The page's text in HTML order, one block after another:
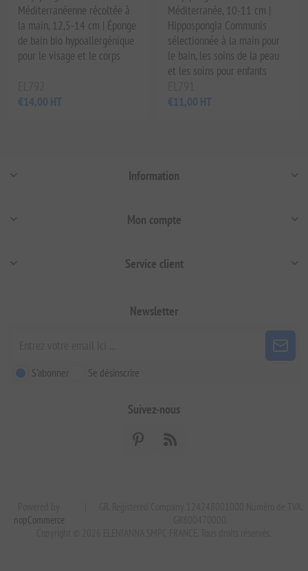
Méditerranéenne récoltée à
la main, 12,5-14 cm | Éponge
de bain bio hypoallergénique
pour le visage et le corps
€14,00 HT
Méditerranée, 10-11 cm |
Hippospongia Communis
sélectionnée à la main pour
le bain, les soins de la peau
et les soins pour enfants
€11,00 HT
Information
Mon compte
Service client
Newsletter
S'abonner Se désinscrire
Suivez-nous
nopCommerce